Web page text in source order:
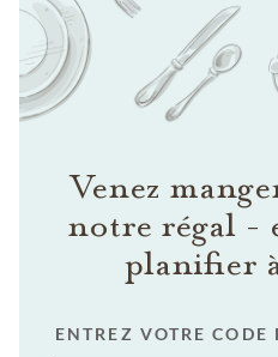
Venez
notre régal -
planifier
ENTREZ VOTRE CODE